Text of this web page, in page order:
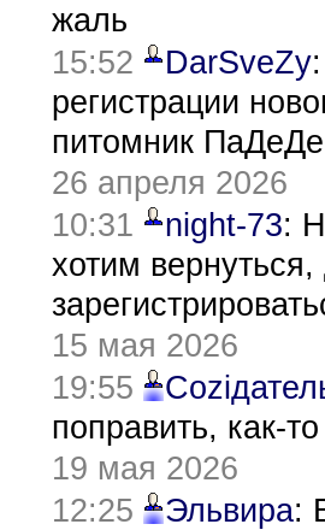
жаль
15:52
DarSveZy
регистрации
питомник
26 апреля 2026
10:31
night-73:
хотим
15 мая 2026
19:55
поправить, как-
19 мая 2026
12:25
Эльвира: